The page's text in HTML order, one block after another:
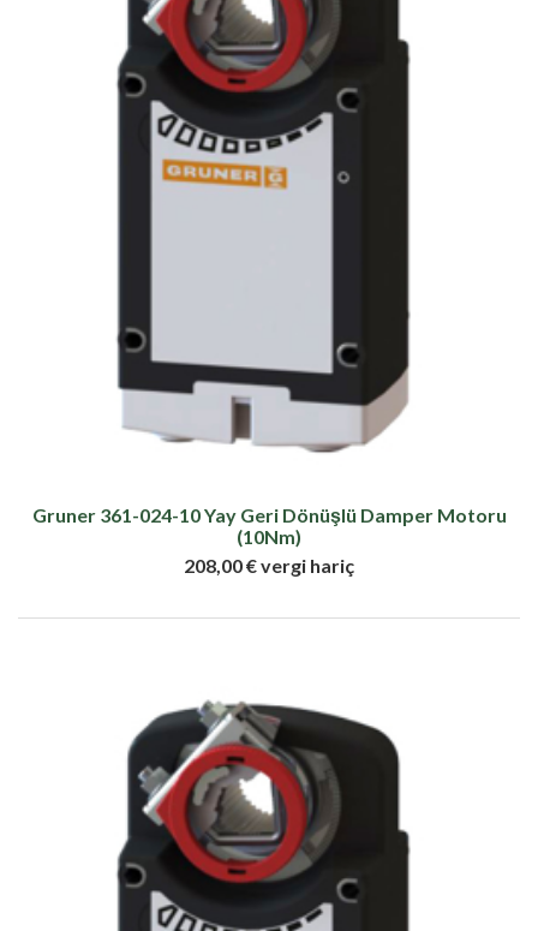
Gruner 361-024-10 Yay Geri Dönüşlü Damper Motoru
(10Nm)
208,00 € vergi hariç